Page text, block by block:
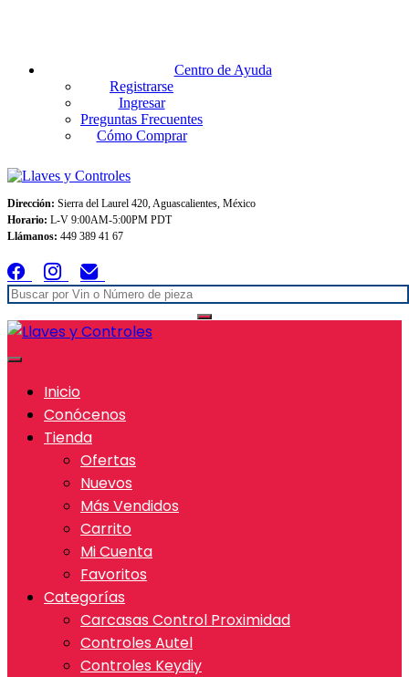
Centro de Ayuda
Registrarse
Ingresar
Preguntas Frecuentes
Cómo Comprar
Dirección: Sierra del Laurel 420, Aguascalientes, México
Horario: L-V 9:00AM-5:00PM PDT
Llámanos: 449 389 41 67
Inicio
Conócenos
Tienda
Ofertas
Nuevos
Más Vendidos
Carrito
Mi Cuenta
Favoritos
Categorías
Carcasas Control Proximidad
Controles Autel
Controles Keydiy